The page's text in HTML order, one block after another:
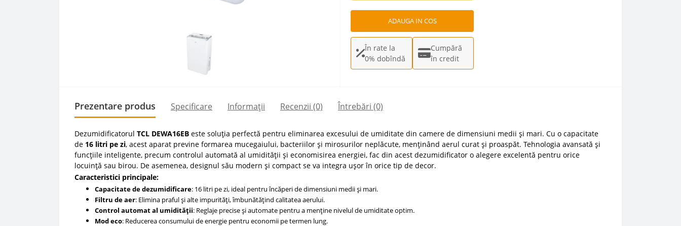
ADAUGA IN COS
În rate la
0% dobîndă
Cumpără
în credit
Prezentare produs Specificare Informații Recenzii (0) Întrebări (0)
Dezumidificatorul TCL DEWA16EB este soluția perfectă pentru eliminarea excesului de umiditate din camere de dimensiuni medii și mari. Cu o capacitate
de 16 litri pe zi, acest aparat previne formarea mucegaiului, bacteriilor și mirosurilor neplăcute, menținând aerul curat și proaspăt. Tehnologia avansată și
funcțiile inteligente, precum controlul automată al umidității și economisirea energiei, fac din acest dezumidificator o alegere excelentă pentru orice
locuință sau birou. De asemenea, designul său modern și compact se va integra ușor în orice tip de decor.
Caracteristici principale:
Capacitate de dezumidificare: 16 litri pe zi, ideal pentru încăperi de dimensiuni medii și mari.
Filtru de aer: Elimina praful și alte impurități, îmbunătățind calitatea aerului.
Control automat al umidității: Reglaje precise și automate pentru a menține nivelul de umiditate optim.
Mod eco: Reducerea consumului de energie pentru economii pe termen lung.